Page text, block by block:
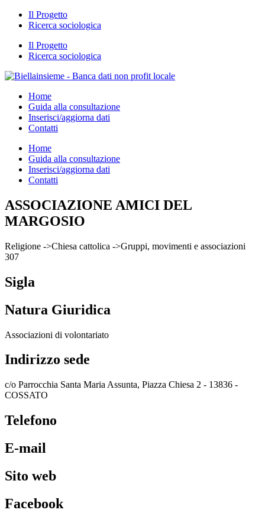
Il Progetto
Ricerca sociologica
Il Progetto
Ricerca sociologica
Home
Guida alla consultazione
Inserisci/aggiorna dati
Contatti
Home
Guida alla consultazione
Inserisci/aggiorna dati
Contatti
ASSOCIAZIONE AMICI DEL
MARGOSIO
Religione ->Chiesa cattolica ->Gruppi, movimenti e associazioni
307
Sigla
Natura Giuridica
Associazioni di volontariato
Indirizzo sede
c/o Parrocchia Santa Maria Assunta, Piazza Chiesa 2 - 13836 -
COSSATO
Telefono
E-mail
Sito web
Facebook